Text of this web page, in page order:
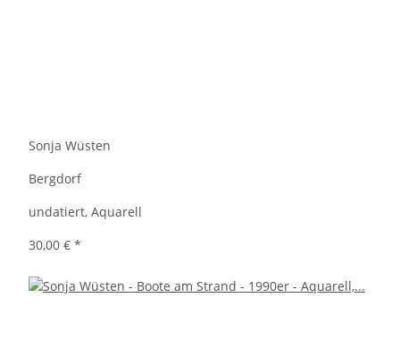
Sonja Wüsten
Bergdorf
undatiert, Aquarell
30,00 € *